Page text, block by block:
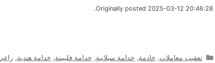
Originally posted 2025-03-12 20:46:28.
التصنيفات
تعقيب معاملات, خادمة, خدامة سيلانية, خدامة فليبينة, خدامة هندية,